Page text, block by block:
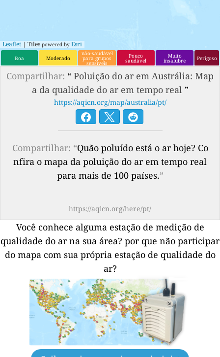
Leaflet | Tiles powered by Esri
Boa Moderado
não-saudável
para grupos
sensíveis
Pouco
saudável
Muito
insalubre Perigoso
Compartilhar: “ Poluição do ar em Austrália: Map
a da qualidade do ar em tempo real”
https://aqicn.org/map/australia/pt/
Compartilhar: “Quão poluído está o ar hoje? Co
nfira o mapa da poluição do ar em tempo real
para mais de 100 países.”
https://aqicn.org/here/pt/
Você conhece alguma estação de medição de
qualidade do ar na sua área? por que não participar
do mapa com sua própria estação de qualidade do
ar?